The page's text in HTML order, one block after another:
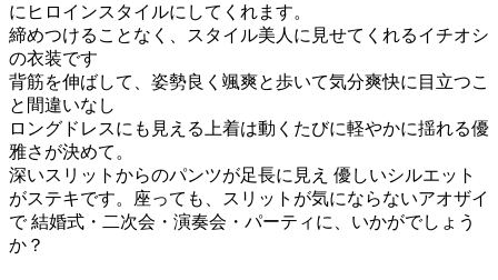
にヒロインスタイルにしてくれます。
締めつけることなく、スタイル美人に見せてくれるイチオシ
の衣装です
背筋を伸ばして、姿勢良く颯爽と歩いて気分爽快に目立つこ
と間違いなし
ロングドレスにも見える上着は動くたびに軽やかに揺れる優
雅さが決めて。
深いスリットからのパンツが足長に見え 優しいシルエット
がステキです。座っても、スリットが気にならないアオザイ
で 結婚式・二次会・演奏会・パーティに、いかがでしょう
か？